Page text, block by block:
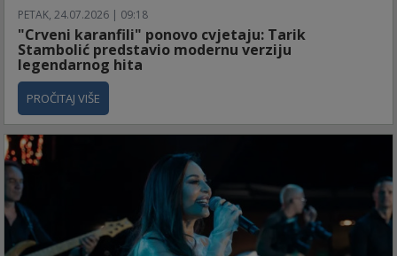
PETAK, 24.07.2026 | 09:18
"Crveni karanfili" ponovo cvjetaju: Tarik
Stambolić predstavio modernu verziju
legendarnog hita
PROČITAJ VIŠE